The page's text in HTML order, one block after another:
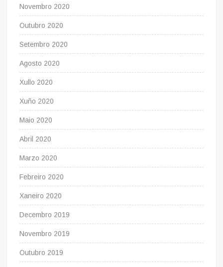
Novembro 2020
Outubro 2020
Setembro 2020
Agosto 2020
Xullo 2020
Xuño 2020
Maio 2020
Abril 2020
Marzo 2020
Febreiro 2020
Xaneiro 2020
Decembro 2019
Novembro 2019
Outubro 2019